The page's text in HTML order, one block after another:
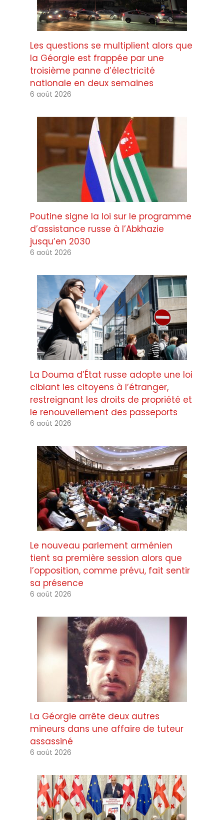
Les questions se multiplient alors que
la Géorgie est frappée par une
troisième panne d’électricité
nationale en deux semaines
6 août 2026
Poutine signe la loi sur le programme
d’assistance russe à l’Abkhazie
jusqu’en 2030
6 août 2026
La Douma d’État russe adopte une loi
ciblant les citoyens à l’étranger,
restreignant les droits de propriété et
le renouvellement des passeports
6 août 2026
Le nouveau parlement arménien
tient sa première session alors que
l’opposition, comme prévu, fait sentir
sa présence
6 août 2026
La Géorgie arrête deux autres
mineurs dans une affaire de tuteur
assassiné
6 août 2026